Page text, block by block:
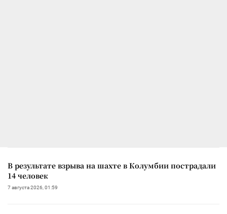
В результате взрыва на шахте в Колумбии пострадали
14 человек
7 августа 2026, 01:59